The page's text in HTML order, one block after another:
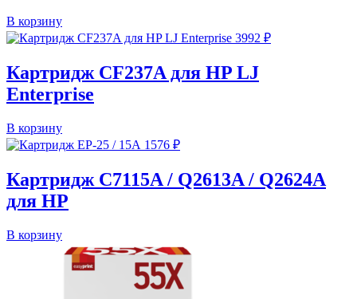
В корзину
3992 ₽
Картридж CF237A для HP LJ
Enterprise
В корзину
1576 ₽
Картридж C7115A / Q2613A / Q2624A
для HP
В корзину